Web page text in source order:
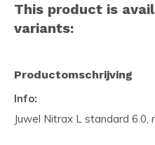
This product is
variants:
Productomschrijving
Info:
Juwel Nitrax L standard 6.0,